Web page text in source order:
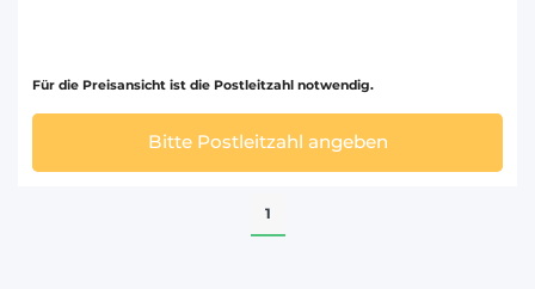
Für die Preisansicht ist die Postleitzahl notwendig.
Bitte Postleitzahl angeben
1